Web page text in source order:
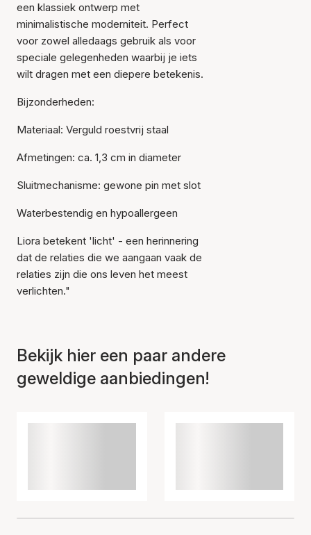
Item is toegevoegd aan
het winkelmandje
een klassiek ontwerp met
minimalistische moderniteit. Perfect
voor zowel alledaags gebruik als voor
speciale gelegenheden waarbij je iets
wilt dragen met een diepere betekenis.
Bijzonderheden:
Materiaal: Verguld roestvrij staal
Afmetingen: ca. 1,3 cm in diameter
Sluitmechanisme: gewone pin met slot
Waterbestendig en hypoallergeen
Liora betekent 'licht' - een herinnering
dat de relaties die we aangaan vaak de
relaties zijn die ons leven het meest
verlichten."
Bekijk hier een paar andere
geweldige aanbiedingen!